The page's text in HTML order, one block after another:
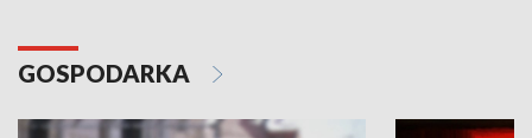
GOSPODARKA